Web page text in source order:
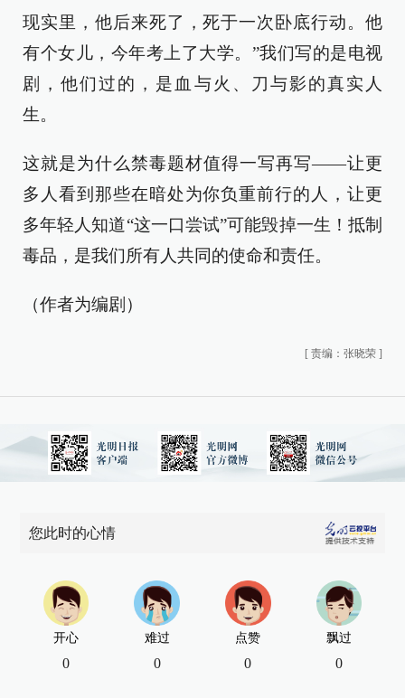
现实里，他后来死了，死于一次卧底行动。他
有个女儿，今年考上了大学。”我们写的是电视
剧，他们过的，是血与火、刀与影的真实人
生。
这就是为什么禁毒题材值得一写再写——让更
多人看到那些在暗处为你负重前行的人，让更
多年轻人知道“这一口尝试”可能毁掉一生！抵制
毒品，是我们所有人共同的使命和责任。
（作者为编剧）
[ 责编：张晓荣 ]
您此时的心情
开心
0
难过
0
点赞
0
飘过
0